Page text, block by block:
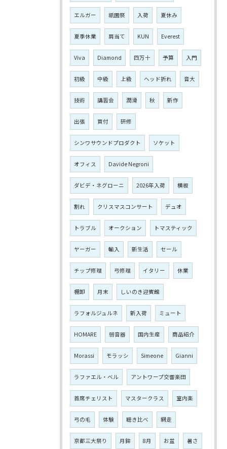
エルガー 祇園祭 入荷 夏休み
夏季休業 肩当て KUN Everest
Viva Diamond 四万十 予算 入門
初級 中級 上級 ヘッド折れ 音大
技術 講習会 潤滑 秋 新作
出張 買付 研修
シンワサウンドプロダクト ソケット
オフィス Davide Negroni
ダビデ・ネグローニ 2026年入荷 横板
割れ クリスマスコンサート デュオ
トラブル オークション トマスティック
ヤーガー 輸入 新生活 セール
チップ修理 弓修理 イタリー 休業
棚卸 月末 しいのき迎賓館
ラフォルジュルネ 新入荷 ミュート
HOMARE 弱音器 国内生産 商品紹介
Morassi モラッシ Simeone Gianni
ラファエル・ベル アントワープ交響楽団
首席チェリスト マスタークラス 室内楽
弓の毛 体験 聴き比べ 網走
京都三大祭り 月鉾 8月 お盆 暑さ